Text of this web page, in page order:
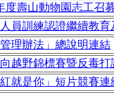
度壽山動物園志工召
員訓練認證繼續教
理辦法」總說明連結
越野錦標賽暨反毒
就是你」短片競賽連